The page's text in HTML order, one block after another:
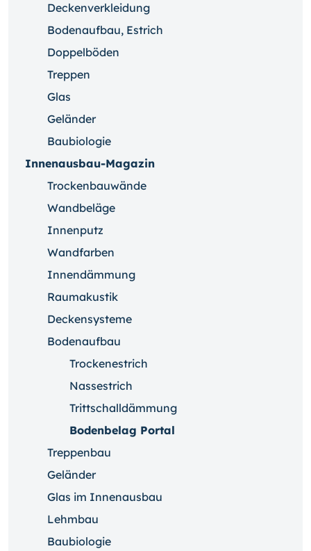
Deckenverkleidung
Bodenaufbau, Estrich
Doppelböden
Treppen
Glas
Geländer
Baubiologie
Innenausbau-Magazin
Trockenbauwände
Wandbeläge
Innenputz
Wandfarben
Innendämmung
Raumakustik
Deckensysteme
Bodenaufbau
Trockenestrich
Nassestrich
Trittschalldämmung
Bodenbelag Portal
Treppenbau
Geländer
Glas im Innenausbau
Lehmbau
Baubiologie